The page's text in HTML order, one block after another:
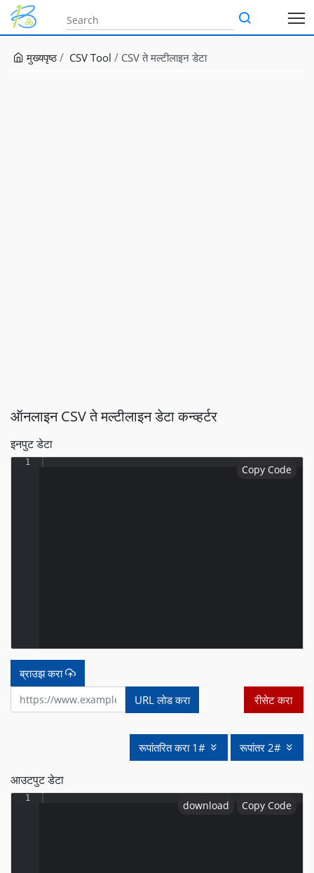
मुख्यपृष्ठ CSV Tool CSV ते मल्टीलाइन डेटा
ऑनलाइन CSV ते मल्टीलाइन डेटा कन्व्हर्टर
इनपुट डेटा
Copy Code
1
ब्राउझ करा
URL लोड करा
रीसेट करा
रूपांतरित करा 1# रूपांतर 2#
आउटपुट डेटा
download Copy Code
1